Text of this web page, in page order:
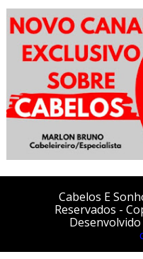
Cabelos E
Reservados -